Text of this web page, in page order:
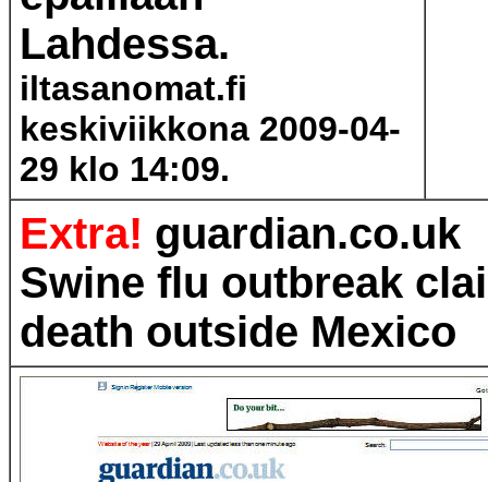
Lahdessa.
iltasanomat.fi
keskiviikkona 2009-04-
29 klo 14:09.
Extra! guardian.co.uk
Swine flu outbreak
death outside Mexico